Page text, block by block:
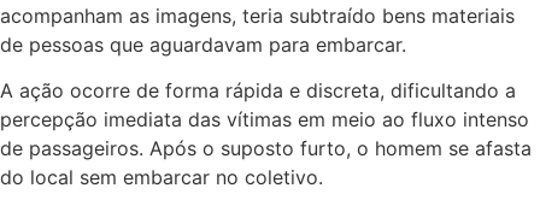
acompanham as imagens, teria subtraído bens materiais
de pessoas que aguardavam para embarcar.
A ação ocorre de forma rápida e discreta, dificultando a
percepção imediata das vítimas em meio ao fluxo intenso
de passageiros. Após o suposto furto, o homem se afasta
do local sem embarcar no coletivo.